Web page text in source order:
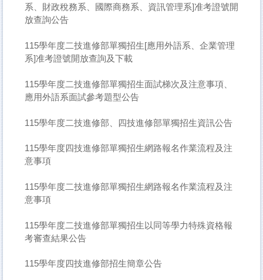
系、財政稅務系、國際商務系、資訊管理系]准考證號開
放查詢公告
115學年度二技進修部單獨招生[應用外語系、企業管理
系]准考證號開放查詢及下載
115學年度二技進修部單獨招生面試梯次及注意事項、
應用外語系面試參考題型公告
115學年度二技進修部、四技進修部單獨招生資訊公告
115學年度四技進修部單獨招生網路報名作業流程及注
意事項
115學年度二技進修部單獨招生網路報名作業流程及注
意事項
115學年度二技進修部單獨招生以同等學力特殊資格報
考審查結果公告
115學年度四技進修部招生簡章公告